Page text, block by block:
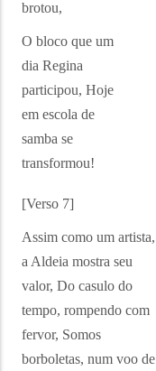
brotou,
O bloco que um
dia Regina
participou, Hoje
em escola de
samba se
transformou!
[Verso 7]
Assim como um artista,
a Aldeia mostra seu
valor, Do casulo do
tempo, rompendo com
fervor, Somos
borboletas, num voo de